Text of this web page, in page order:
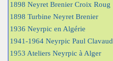
1898 Neyret Brenier Croix Roug
1898 Turbine Neyret Brenier
1936 Neyrpic en Algérie
1941-1964 Neyrpic Paul Clavaud
1953 Ateliers Neyrpic à Alger